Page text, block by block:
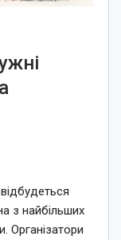
з найбільших
Організатори